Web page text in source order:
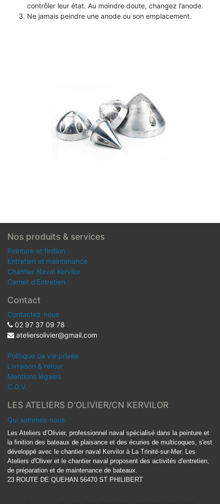
contrôler leur état. Au moindre doute, changez l’anode.
Ne jamais peindre une anode ou son emplacement.
Nos produits & services
Peinture et finition
Entretien et maintenance
Chantier Naval Kervilor
Carnet d'Entretien
Contact
Contactez-nous
02 97 37 09 78
ateliersolivier@gmail.com
Politique de vie privée
Livraison & retour
Mentions légales
C.G.V.
LES ATELIERS D'OLIVIER/CN KERVILOR
Qui sommes-nous
Les Ateliers d’Olivier, professionnel naval spécialisé dans la peinture et
la finition des bateaux de plaisance et des écuries de multicoques, s'est
développé avec le chantier naval Kervilor à La Trinité-sur-Mer. Les
Ateliers d'Oliver et le chantier naval proposent des activités d'entretien,
de préparation et de maintenance de bateaux.
23 ROUTE DE QUEHAN 56470 ST PHILIBERT